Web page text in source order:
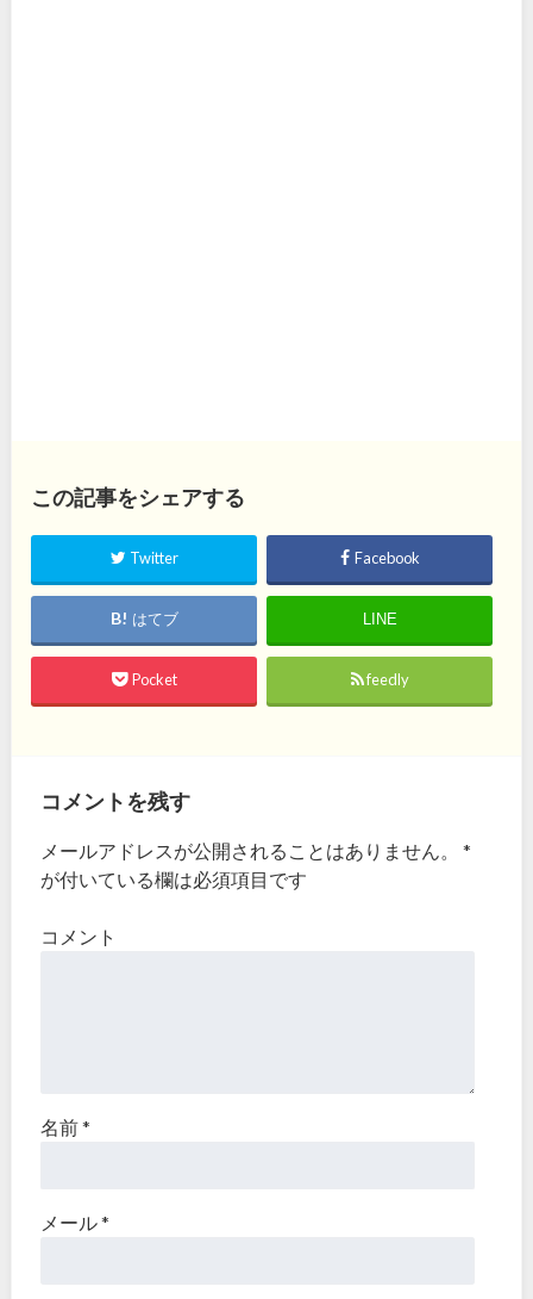
この記事をシェアする
Twitter Facebook
はてブ LINE
Pocket feedly
コメントを残す
メールアドレスが公開されることはありません。
*
が付いている欄は必須項目です
コメント
名前*
メール*